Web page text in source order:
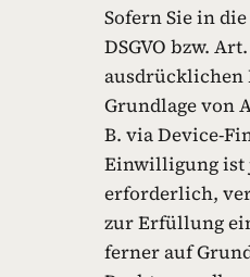
Sofern Sie in
DSGVO bzw.
ausdrücklichen
Grundlage von
B. via Device-
Einwilligung ist
erforderlich,
zur Erfüllung
ferner auf